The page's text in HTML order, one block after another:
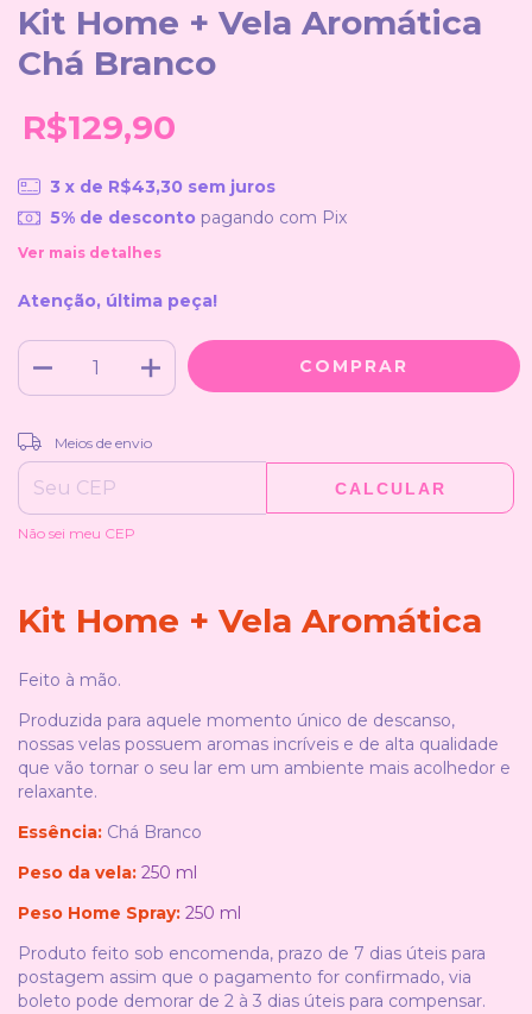
Kit Home + Vela Aromática
Chá Branco
R$129,90
3 x de R$43,30 sem juros
5% de desconto pagando com Pix
Ver mais detalhes
Atenção, última peça!
Entregas para o CEP:
Meios de envio
CALCULAR
Não sei meu CEP
Kit Home + Vela Aromática
Feito à mão.
Produzida para aquele momento único de descanso,
nossas velas possuem aromas incríveis e de alta qualidade
que vão tornar o seu lar em um ambiente mais acolhedor e
relaxante.
Essência: Chá Branco
Peso da vela: 250 ml
Peso Home Spray: 250 ml
Produto feito sob encomenda, prazo de 7 dias úteis para
postagem assim que o pagamento for confirmado, via
boleto pode demorar de 2 à 3 dias úteis para compensar.